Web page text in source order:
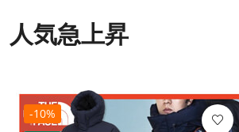
人気急上昇
-10%